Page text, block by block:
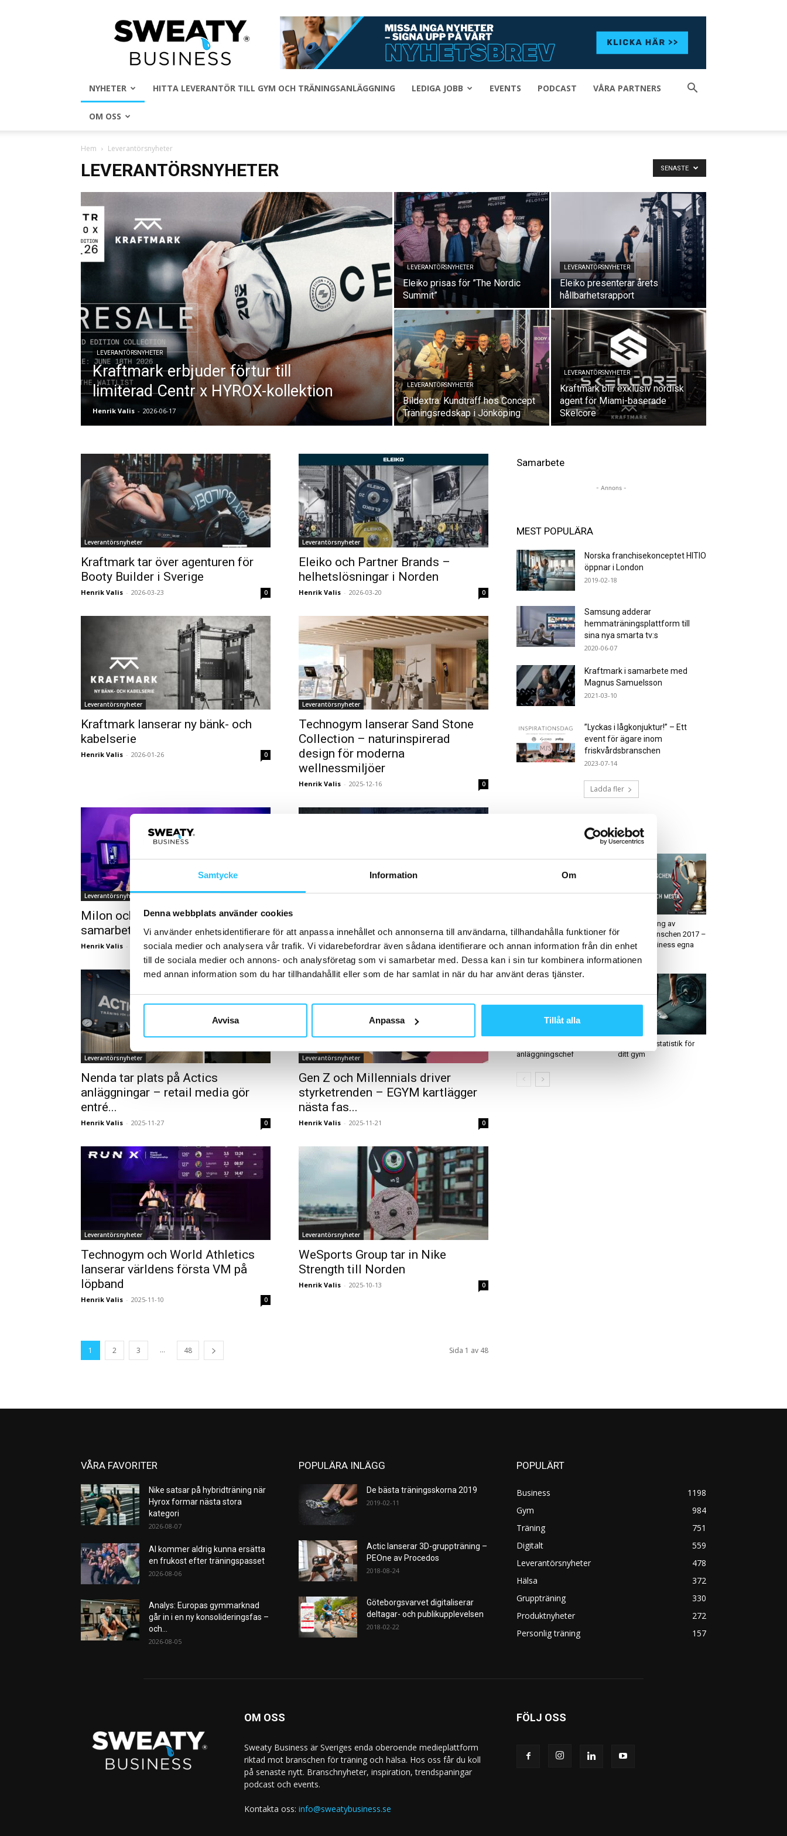
Samtycke Information Om
Denna webbplats använder cookies
Vi använder enhetsidentifierare för att anpassa innehållet och annonserna till användarna, tillhandahålla funktioner för
sociala medier och analysera vår trafik. Vi vidarebefordrar även sådana identifierare och annan information från din enhet
till de sociala medier och annons- och analysföretag som vi samarbetar med. Dessa kan i sin tur kombinera informationen
med annan information som du har tillhandahållit eller som de har samlat in när du har använt deras tjänster.
Avvisa Anpassa Tillåt alla
Sweaty
Business
NYHETER HITTA LEVERANTÖR TILL GYM OCH TRÄNINGSANLÄGGNING LEDIGA JOBB EVENTS PODCAST VÅRA PARTNERS
OM OSS
Hem Leverantörsnyheter
LEVERANTÖRSNYHETER SENASTE
LEVERANTÖRSNYHETER
Kraftmark erbjuder förtur till
limiterad Centr x HYROX-kollektion
Henrik Valis - 2026-06-17
LEVERANTÖRSNYHETER
Eleiko prisas för ”The Nordic
Summit”
LEVERANTÖRSNYHETER
Eleiko presenterar årets
hållbarhetsrapport
LEVERANTÖRSNYHETER
Bildextra: Kundträff hos Concept
Träningsredskap i Jönköping
LEVERANTÖRSNYHETER
Kraftmark blir exklusiv nordisk
agent för Miami-baserade
Skelcore
Leverantörsnyheter
Kraftmark tar över agenturen för
Booty Builder i Sverige
Henrik Valis - 2026-03-23 0
Leverantörsnyheter
Eleiko och Partner Brands –
helhetslösningar i Norden
Henrik Valis - 2026-03-20 0
Leverantörsnyheter
Kraftmark lanserar ny bänk- och
kabelserie
Henrik Valis - 2026-01-26 0
Leverantörsnyheter
Technogym lanserar Sand Stone
Collection – naturinspirerad
design för moderna
wellnessmiljöer
Henrik Valis - 2025-12-16 0
Leverantörsnyheter
Milon och InBody Sweden inleder
samarbete kring datadriven träning
Henrik Valis - 2025-12-15 0
Leverantörsnyheter
kundträff
Henrik Valis - 2025-12-08 0
Leverantörsnyheter
Nenda tar plats på Actics
anläggningar – retail media gör
entré...
Henrik Valis - 2025-11-27 0
Leverantörsnyheter
Gen Z och Millennials driver
styrketrenden – EGYM kartlägger
nästa fas...
Henrik Valis - 2025-11-21 0
Leverantörsnyheter
Technogym och World Athletics
lanserar världens första VM på
löpband
Henrik Valis - 2025-11-10 0
Leverantörsnyheter
WeSports Group tar in Nike
Strength till Norden
Henrik Valis - 2025-10-13 0
1 2 3 ... 48 Sida 1 av 48
Samarbete
- Annons -
MEST POPULÄRA
Norska franchisekonceptet HITIO
öppnar i London
2019-02-18
Samsung adderar
hemmaträningsplattform till
sina nya smarta tv:s
2020-06-07
Kraftmark i samarbete med
Magnus Samuelsson
2021-03-10
”Lyckas i lågkonjuktur!” – Ett
event för ägare inom
friskvårdsbranschen
2023-07-14
Ladda fler
HETAST JUST NU
och leads?
En summering av
träningsbranschen 2017 –
Sweaty Business egna
”awards”
anläggningschef
Koll på rätt statistik för
ditt gym
VÅRA FAVORITER
Nike satsar på hybridträning när
Hyrox formar nästa stora
kategori
2026-08-07
AI kommer aldrig kunna ersätta
en frukost efter träningspasset
2026-08-06
Analys: Europas gymmarknad
går in i en ny konsolideringsfas –
och...
2026-08-05
POPULÄRA INLÄGG
De bästa träningsskorna 2019
2019-02-11
Actic lanserar 3D-gruppträning –
PEOne av Procedos
2018-08-24
Göteborgsvarvet digitaliserar
deltagar- och publikupplevelsen
2018-02-22
POPULÄRT
Business
1198
Gym
984
Träning
751
Digitalt
559
Leverantörsnyheter
478
Hälsa
372
Gruppträning
330
Produktnyheter
272
Personlig träning
157
OM OSS
Sweaty Business är Sveriges enda oberoende medieplattform
riktad mot branschen för träning och hälsa. Hos oss får du koll
på senaste nytt. Branschnyheter, inspiration, trendspaningar
podcast och events.
Kontakta oss: info@sweatybusiness.se
FÖLJ OSS